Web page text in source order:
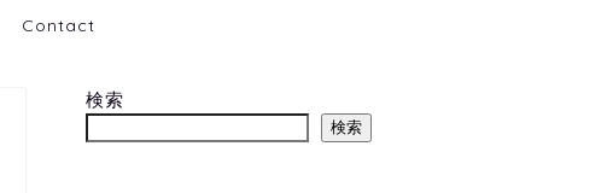
Contact
検索
検索